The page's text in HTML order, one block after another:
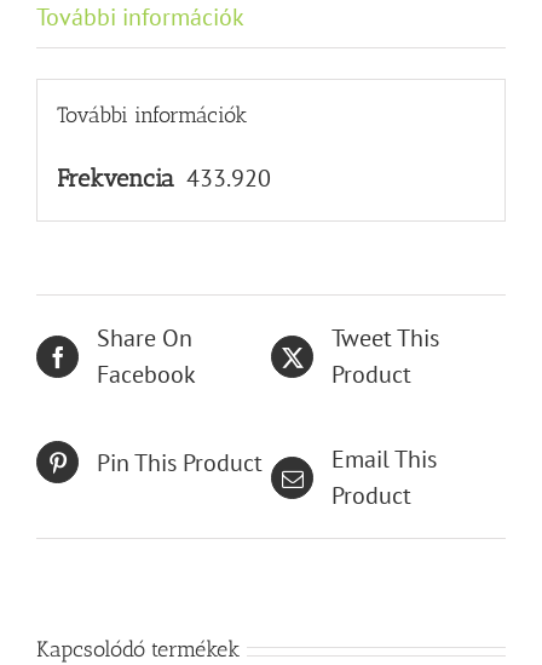
További információk
További információk
Frekvencia 433.920
Share On
Facebook
Tweet This
Product
Pin This Product
Email This
Product
Kapcsolódó termékek